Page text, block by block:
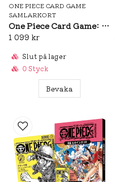
ONE PIECE CARD GAME
SAMLARKORT
One Piece Card Game: Base Shop Card Collection Vol. 1 (JP)
1 099 kr
Slut på lager
0 Styck
Bevaka